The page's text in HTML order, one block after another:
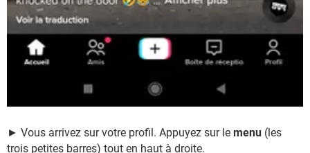
► Vous arrivez sur votre profil. Appuyez sur le menu (les
trois petites barres) tout en haut à droite.